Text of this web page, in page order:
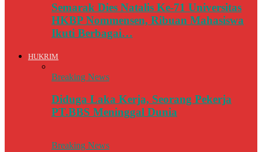
Semarak Dies Natalis Ke-71 Universitas
HKBP Nommensen, Ribuan Mahasiswa
Ikuti Berbagai…
HUKRIM
Breaking News
Diduga Laka Kerja, Seorang Pekerja
PT.BBS Meninggal Dunia
Breaking News